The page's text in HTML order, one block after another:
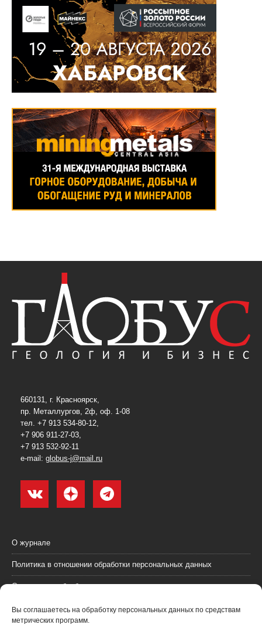
Вы соглашаетесь на обработку персональных данных по средствам
метрических программ.
660131, г. Красноярск,
пр. Металлургов, 2ф, оф. 1-08
тел. +7 913 534-80-12,
+7 906 911-27-03,
+7 913 532-92-11
e-mail: globus-j@mail.ru
О журнале
Политика в отношении обработки персональных данных
Согласие на обработку персональных данных
Пользовательское соглашение (оферта)